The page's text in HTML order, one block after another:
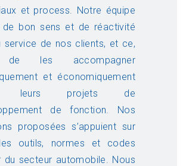
et process. Notre équipe
de bon sens et de réactivité
service de nos clients, et ce,
les accompagner
et économiquement
leurs projets de
de fonction. Nos
proposées s’appuient sur
outils, normes et codes
du secteur automobile. Nous